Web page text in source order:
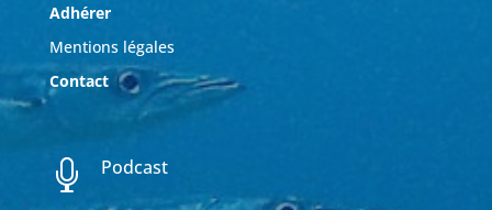
Adhérer
Mentions légales
Contact
 Podcast